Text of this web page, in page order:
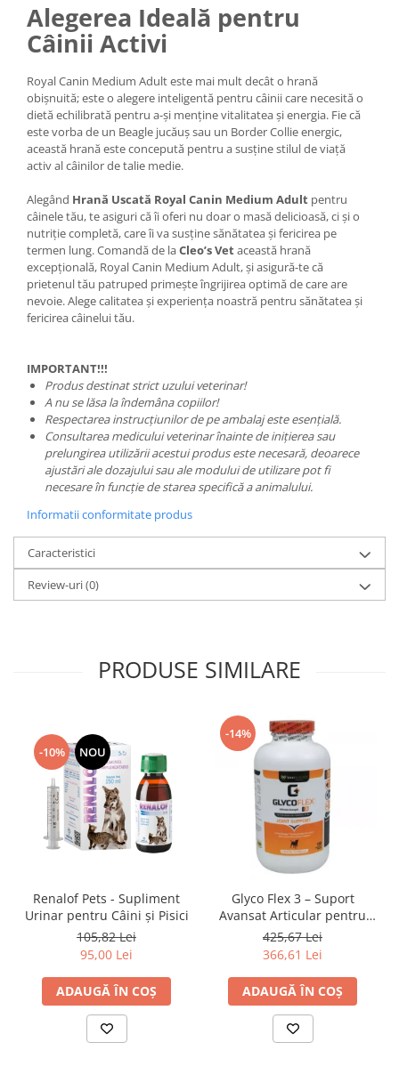
Alegerea Ideală pentru
Câinii Activi
Royal Canin Medium Adult este mai mult decât o hrană
obișnuită; este o alegere inteligentă pentru câinii care necesită o
dietă echilibrată pentru a-și menține vitalitatea și energia. Fie că
este vorba de un Beagle jucăuș sau un Border Collie energic,
această hrană este concepută pentru a susține stilul de viață
activ al câinilor de talie medie.
Alegând Hrană Uscată Royal Canin Medium Adult pentru
câinele tău, te asiguri că îi oferi nu doar o masă delicioasă, ci și o
nutriție completă, care îi va susține sănătatea și fericirea pe
termen lung. Comandă de laCleo’s Vetaceastă hrană
excepțională, Royal Canin Medium Adult, și asigură-te că
prietenul tău patruped primește îngrijirea optimă de care are
nevoie. Alege calitatea și experiența noastră pentru sănătatea și
fericirea câinelui tău.
IMPORTANT!!!
Produs destinat strict uzului veterinar!
A nu se lăsa la îndemâna copiilor!
Respectarea instrucțiunilor de pe ambalaj este esențială.
Consultarea medicului veterinar înainte de inițierea sau
prelungirea utilizării acestui produs este necesară, deoarece
ajustări ale dozajului sau ale modului de utilizare pot fi
necesare în funcție de starea specifică a animalului.
Informatii conformitate produs
Caracteristici
Review-uri(0)
PRODUSE SIMILARE
-10% NOU
Renalof Pets - Supliment
Urinar pentru Câini și Pisici
105,82 Lei
95,00 Lei
ADAUGĂ ÎN COȘ
-14%
Glyco Flex 3 – Suport
Avansat Articular pentru
Câini
425,67 Lei
366,61 Lei
ADAUGĂ ÎN COȘ